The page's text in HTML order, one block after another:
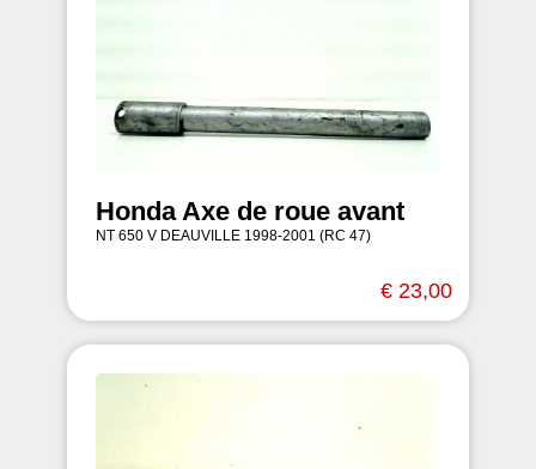
Honda Axe de roue avant
NT 650 V DEAUVILLE 1998-2001 (RC 47)
€ 23,00